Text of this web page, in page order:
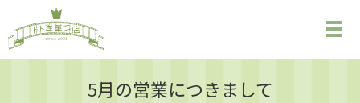
メ
5月の営業につきまして